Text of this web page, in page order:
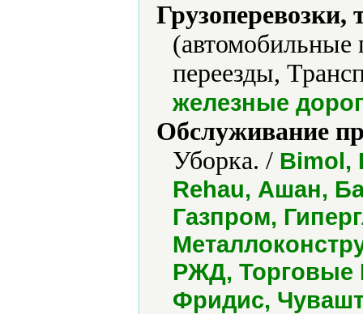
(автомобильные
переезды,
железные
Обслуживание
Уборка. / Bimol,
Rehau, Ашан,
Газпром,
РЖД, Торговые
Фридис,